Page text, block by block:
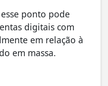
ponto pode
digitais com
em relação à
em massa.